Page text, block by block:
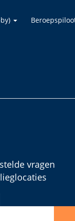
vragen